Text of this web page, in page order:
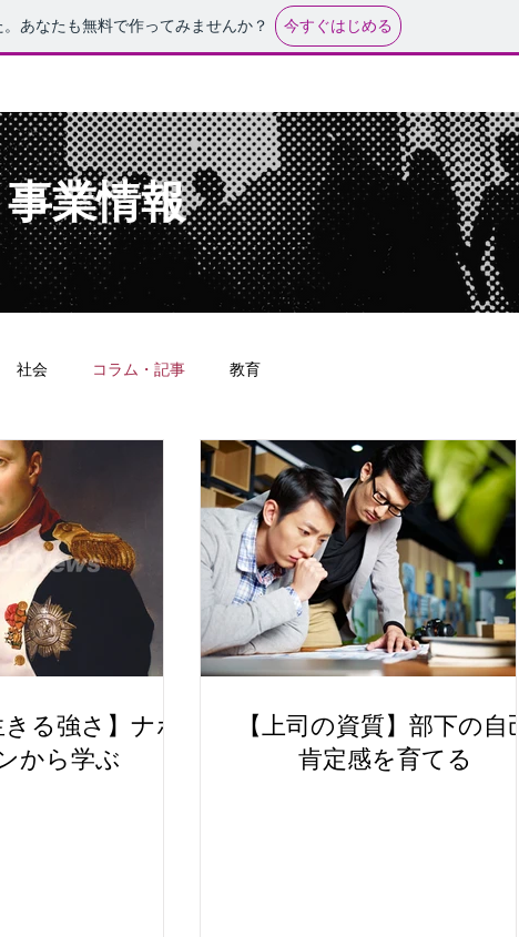
あなたも無料で作ってみませんか？ 今すぐはじめる
業情報
社会 コラム・記事 教育
きる強さ】ナポ
から学ぶ
【上司の資質】部下の自己
肯定感を育てる